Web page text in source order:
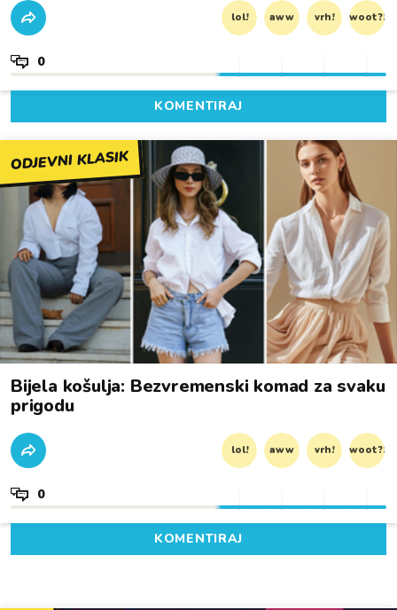
lol! aww vrh! woot?!
0
KOMENTIRAJ
ODJEVNI KLASIK
Bijela košulja: Bezvremenski komad za svaku
prigodu
lol! aww vrh! woot?!
0
KOMENTIRAJ